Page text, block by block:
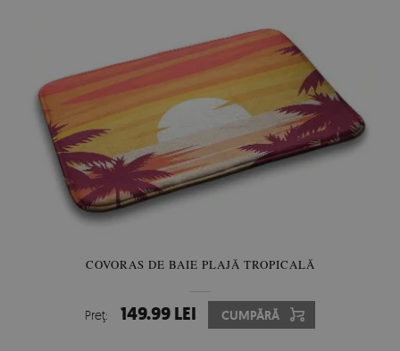
COVORAS DE BAIE PLAJĂ TROPICALĂ
Preţ: 149.99 LEI CUMPĂRĂ